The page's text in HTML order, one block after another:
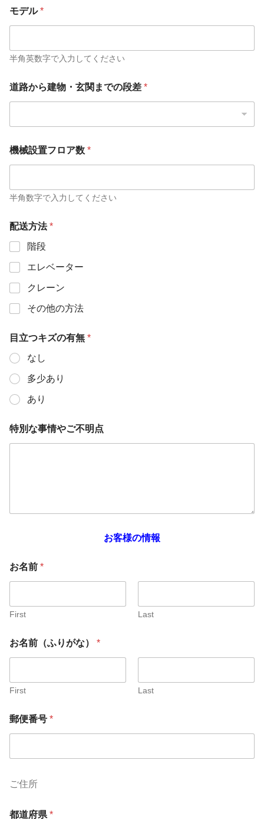
モデル*
半角英数字で入力してください
道路から建物・玄関までの段差 *
機械設置フロア数 *
半角数字で入力してください
配送方法*
階段
エレベーター
クレーン
その他の方法
目立つキズの有無 *
なし
多少あり
あり
特別な事情やご不明点
お客様の情報
お名前 *
First Last
お名前（ふりがな） *
First Last
郵便番号 *
ご住所
都道府県 *